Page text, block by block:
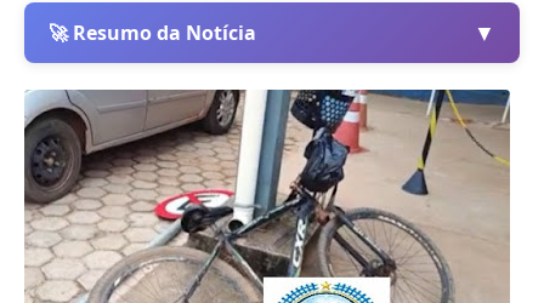
🚀 Resumo da Notícia ▼